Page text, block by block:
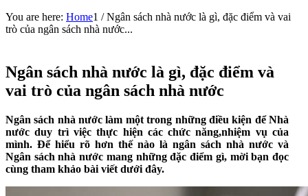
You are here: Home1 / Ngân sách nhà nước là gì, đặc điểm và vai
trò của ngân sách nhà nước...
Ngân sách nhà nước là gì, đặc điểm và
vai trò của ngân sách nhà nước
Ngân sách nhà nước làm một trong những điều kiện để Nhà
nước duy trì việc thực hiện các chức năng,nhiệm vụ của
mình. Để hiểu rõ hơn thế nào là ngân sách nhà nước và
Ngân sách nhà nước mang những đặc điểm gì, mời bạn đọc
cùng tham khảo bài viết dưới đây.